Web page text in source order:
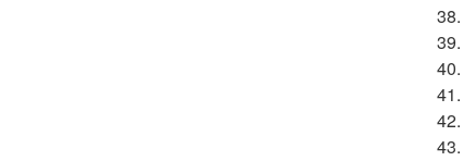
38.
39.
40.
41.
42.
43.